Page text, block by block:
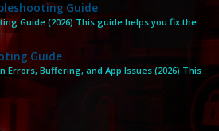
Guide
Guide (2026) This guide helps you fix the
Guide
Errors, Buffering, and App Issues (2026) This